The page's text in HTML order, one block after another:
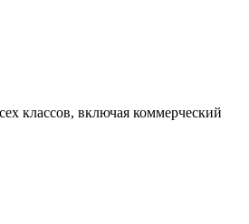
классов, включая коммерческий